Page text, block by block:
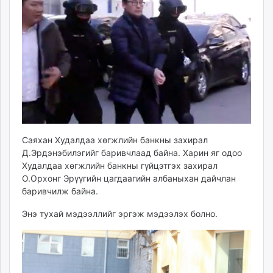
ikon.mn
mnb.mn
Livetv.mn
Eguur.mn
24tsag.mn
shuud.mn
eagle.mn
ergelt.mn
today.mn
zuv.mn
mminfo.mn
ugluu.mn
asu.mn
shudarga.mn
Саяхан Худалдаа хөгжлийн банкны захирал
Д.Эрдэнэбилэгийг баривчлаад байна. Харин яг одоо
Худалдаа хөгжлийн банкны гүйцэтгэх захирал
О.Орхонг Эрүүгийн цагдаагийн албаныхан дайчлан
баривчилж байна.
Энэ тухай мэдээллийг эргэж мэдээлэх болно.